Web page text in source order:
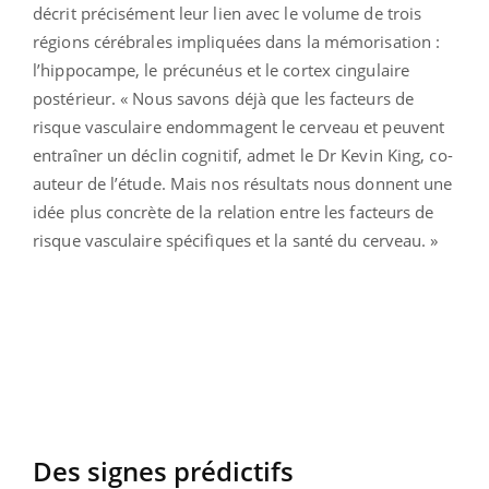
décrit précisément leur lien avec le volume de trois
régions cérébrales impliquées dans la mémorisation :
l’hippocampe, le précunéus et le cortex cingulaire
postérieur. « Nous savons déjà que les facteurs de
risque vasculaire endommagent le cerveau et peuvent
entraîner un déclin cognitif, admet le Dr Kevin King, co-
auteur de l’étude. Mais nos résultats nous donnent une
idée plus concrète de la relation entre les facteurs de
risque vasculaire spécifiques et la santé du cerveau. »
Des signes prédictifs